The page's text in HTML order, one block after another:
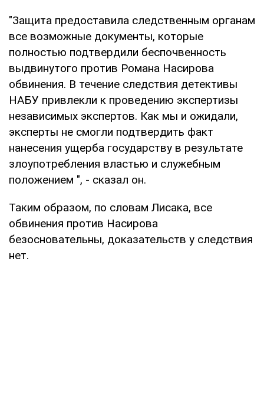
"Защита предоставила следственным органам
все возможные документы, которые
полностью подтвердили беспочвенность
выдвинутого против Романа Насирова
обвинения. В течение следствия детективы
НАБУ привлекли к проведению экспертизы
независимых экспертов. Как мы и ожидали,
эксперты не смогли подтвердить факт
нанесения ущерба государству в результате
злоупотребления властью и служебным
положением ", - сказал он.
Таким образом, по словам Лисака, все
обвинения против Насирова
безосновательны, доказательств у следствия
нет.